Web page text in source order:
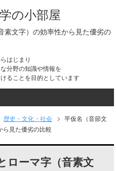
の小部屋
素文字）の効率性から見た優劣の
はじまり
分野の知識や情報を
ることを目的としています
歴史・文化・社会
平仮名（音節文
ら見た優劣の比較
ローマ字（音素文